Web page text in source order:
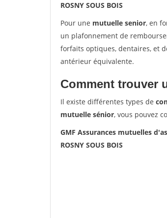
ROSNY SOUS BOIS
Pour une mutuelle senior, en
un plafonnement de
forfaits optiques, dentaires, et
antérieur équivalente.
Comment trouver
Il existe différentes types de
mutuelle sénior, vous pouvez
GMF Assurances mutuelles
ROSNY SOUS BOIS